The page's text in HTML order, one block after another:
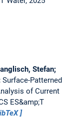
Stefan;
Surface-Patterned
of Current
ES&amp;T